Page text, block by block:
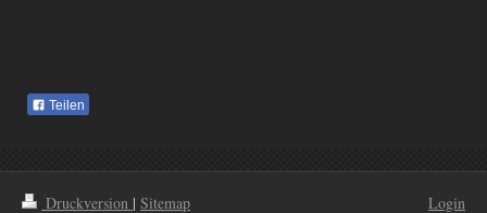
Teilen
Druckversion | Sitemap
Login